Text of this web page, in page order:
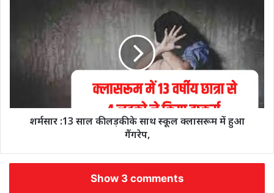
शर्मसार :13 साल की लड़की के साथ स्कूल क्लासरूम में हुआ
गैंगरेप,
Show 3 comments